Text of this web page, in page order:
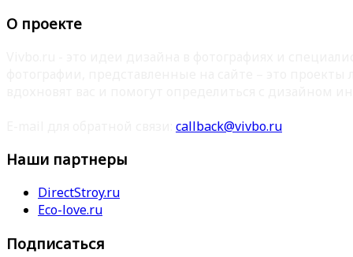
О проекте
callback@vivbo.ru
Наши партнеры
DirectStroy.ru
Eco-love.ru
Подписаться